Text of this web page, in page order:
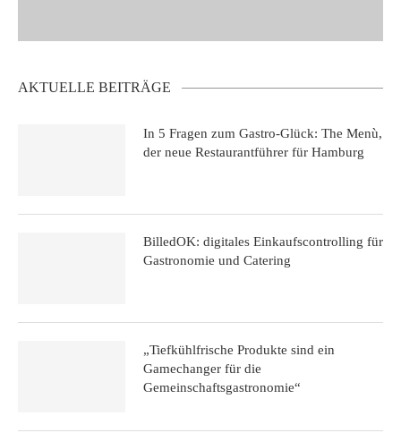
AKTUELLE BEITRÄGE
In 5 Fragen zum Gastro-Glück: The Menù,
der neue Restaurantführer für Hamburg
BilledOK: digitales Einkaufscontrolling für
Gastronomie und Catering
„Tiefkühlfrische Produkte sind ein
Gamechanger für die
Gemeinschaftsgastronomie“